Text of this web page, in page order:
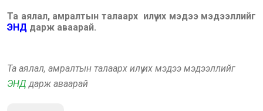
Та аялал, амралтын талаарх илүү их мэдээ мэдээллийг
ЭНД дарж аваарай.
Та аялал, амралтын талаарх илүү их мэдээ мэдээллийг
ЭНД дарж аваарай